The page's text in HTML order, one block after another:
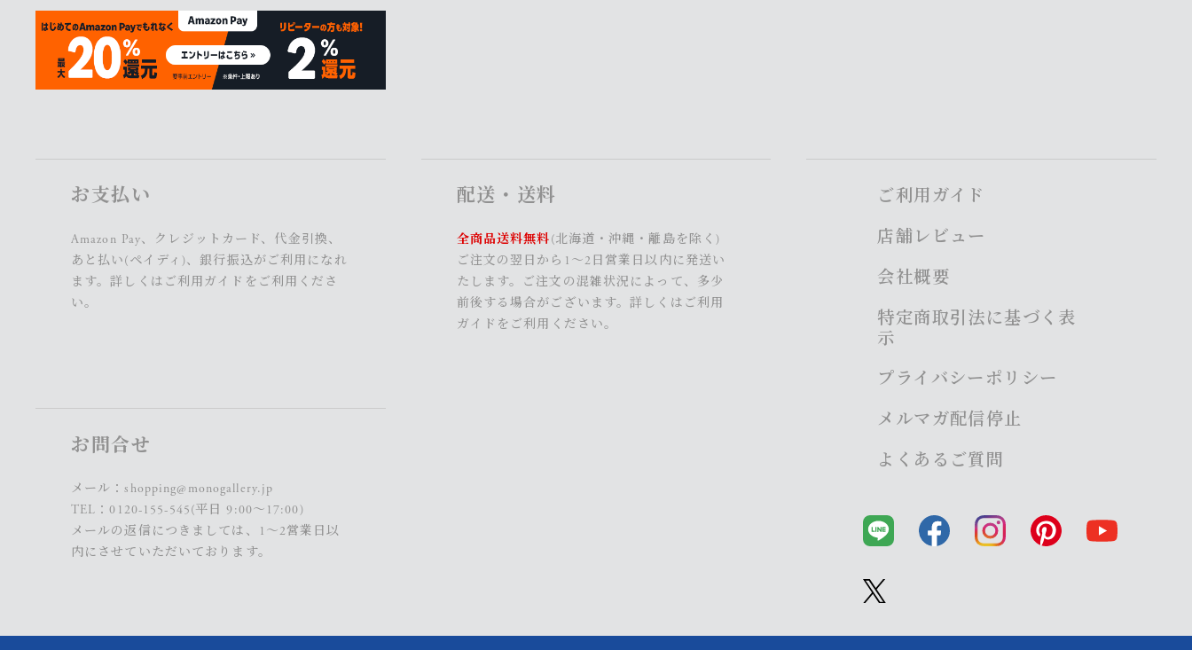
お支払い
Amazon Pay、クレジットカード、代金引換、
あと払い(ペイディ)、銀行振込がご利用になれ
ます。詳しくは ご利用ガイド をご利用くださ
い。
配送・送料
全商品送料無料(北海道・沖縄・離島を除く)
ご注文の翌日から1～2日営業日以内に発送い
たします。ご注文の混雑状況によって、多少
前後する場合がございます。詳しくは ご利用
ガイド をご利用ください。
お問合せ
メール：shopping@monogallery.jp
TEL：0120-155-545(平日 9:00〜17:00)
メールの返信につきましては、1～2営業日以
内にさせていただいております。
ご利用ガイド
店舗レビュー
会社概要
特定商取引法に基づく表
示
プライバシーポリシー
メルマガ配信停止
よくあるご質問